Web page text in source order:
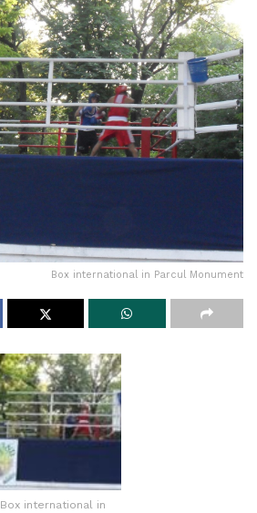
Box international in Parcul Monument
Box international in